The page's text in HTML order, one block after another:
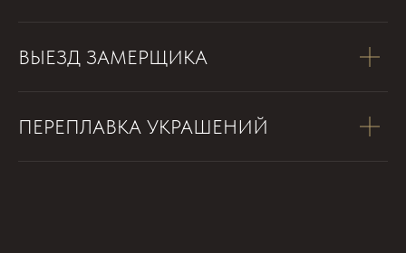
ВЫЕЗД ЗАМЕРЩИКА
ПЕРЕПЛАВКА УКРАШЕНИЙ